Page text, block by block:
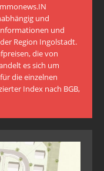
und
und
Region Ingolstadt.
die von
es sich um
die einzelnen
Index nach BGB,